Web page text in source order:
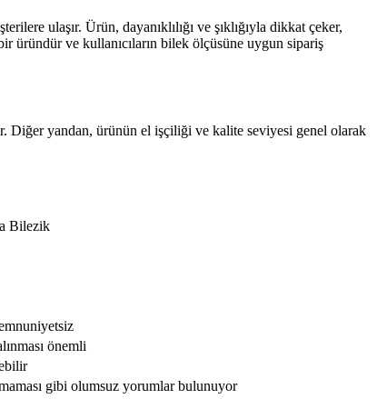
ulaşır. Ürün, dayanıklılığı ve şıklığıyla dikkat çeker,
üründür ve kullanıcıların bilek ölçüsüne uygun sipariş
Diğer yandan, ürünün el işçiliği ve kalite seviyesi genel olarak
Bilezik
önemli
gibi olumsuz yorumlar bulunuyor